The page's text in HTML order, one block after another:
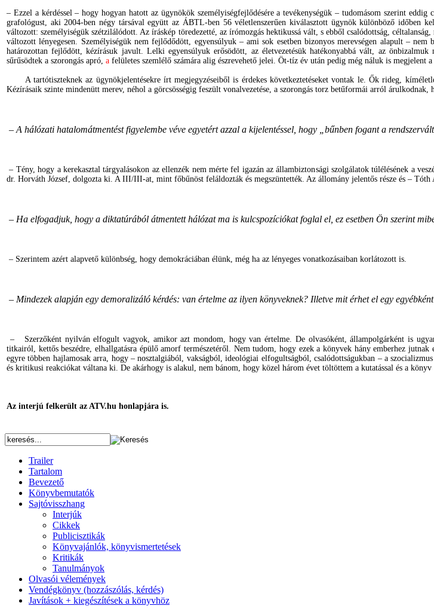
– Ezzel a kérdéssel – hogy hogyan hatott az ügynökök személyiségfejlődésére a tevékenységük – tudomásom szerint eddig
grafológust, aki 2004-ben négy társával együtt az ÁBTL-ben 56 véletlenszerűen kiválasztott ügynök különböző időben
változott: személyiségük szétzilálódott. Az íráskép töredezetté, az írómozgás hektikussá vált, s ebből csalódottság,
változott lényegesen. Személyiségük nem fejlődődött, egyensúlyuk – ami sok esetben bizonyos merevségen alapult –
határozottan fejlődött, kézírásuk javult. Lelki egyensúlyuk erősödött, az életvezetésük hatékonyabbá vált, az
sűrűsödtek a szorongás apró, a felületes szemlélő számára alig észrevehető jelei. Öt-tíz év után pedig még náluk is megjelent
A tartótiszteknek az ügynökjelentésekre írt megjegyzéseiből is érdekes következtetéseket vontak le. Ők rideg,
Kézírásaik szinte mindenütt merev, néhol a görcsösségig feszült vonalvezetése, a szorongás torz betűformái arról
– A hálózati hatalomátmentést figyelembe véve egyetért azzal a kijelentéssel, hogy „bűnben fogant a
– Tény, hogy a kerekasztal tárgyalásokon az ellenzék nem mérte fel igazán az állambiztonsági szolgálatok túlélésének a
dr. Horváth József, dolgozta ki. A III/III-at, mint főbűnöst feláldozták és megszüntették. Az állomány jelentős része és –
– Ha elfogadjuk, hogy a diktatúrából átmentett hálózat ma is kulcspozíciókat foglal el, ez esetben Ön szerint
– Szerintem azért alapvető különbség, hogy demokráciában élünk, még ha az lényeges vonatkozásaiban korlátozott is.
– Mindezek alapján egy demoralizáló kérdés: van értelme az ilyen könyveknek? Illetve mit érhet el egy
– Szerzőként nyilván elfogult vagyok, amikor azt mondom, hogy van értelme. De olvasóként, állampolgárként is
titkairól, kettős beszédre, elhallgatásra épülő amorf természetéről. Nem tudom, hogy ezek a könyvek hány emberhez
egyre többen hajlamosak arra, hogy – nosztalgiából, vakságból, ideológiai elfogultságból, csalódottságukban – a
és kritikusi reakciókat váltana ki. De akárhogy is alakul, nem bánom, hogy közel három évet töltöttem a kutatással és a
Az interjú felkerült az ATV.hu honlapjára is.
Trailer
Tartalom
Bevezető
Könyvbemutatók
Sajtóvisszhang
Interjúk
Cikkek
Publicisztikák
Könyvajánlók, könyvismertetések
Kritikák
Tanulmányok
Olvasói vélemények
Vendégkönyv (hozzászólás, kérdés)
Javítások + kiegészítések a könyvhöz